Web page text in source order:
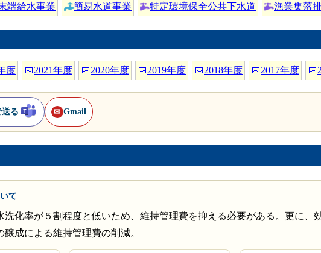
端給水事業 簡易水道事業 特定環境保全公共下水道 漁業集落
度 📅2021年度 📅2020年度 📅2019年度 📅2018年度 📅2017年度 📅
送る ✉ Gmail
て
洗化率が５割程度と低いため、維持管理費を抑える必要がある。更に、
成による維持管理費の削減。